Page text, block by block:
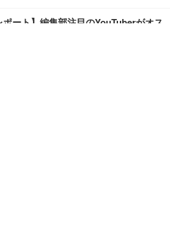
ポート】編集部注目のYouTuberがオス